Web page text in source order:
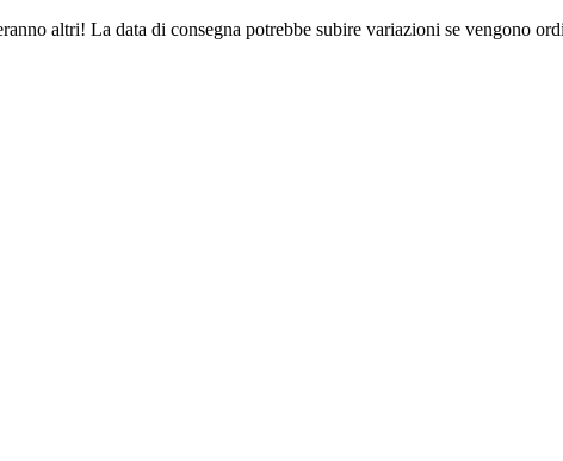
altri! La data di consegna potrebbe subire variazioni se vengono